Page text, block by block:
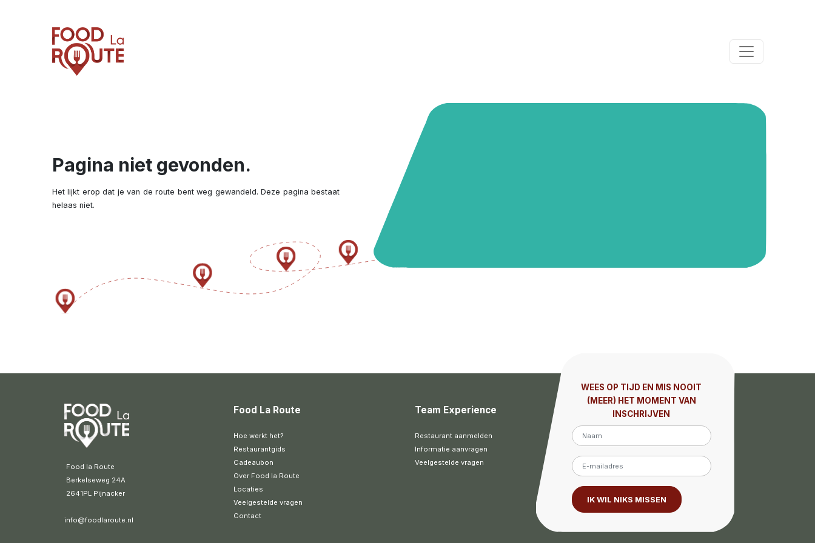
Pagina niet gevonden.
Het lijkt erop dat je van de route bent weg gewandeld. Deze pagina bestaat
helaas niet.
Food la Route
Berkelseweg 24A
2641PL Pijnacker
info@foodlaroute.nl
Food La Route
Hoe werkt het?
Restaurantgids
Cadeaubon
Over Food la Route
Locaties
Veelgestelde vragen
Contact
Team Experience
Restaurant aanmelden
Informatie aanvragen
Veelgestelde vragen
WEES OP TIJD EN MIS NOOIT
(MEER) HET MOMENT VAN
INSCHRIJVEN
IK WIL NIKS MISSEN